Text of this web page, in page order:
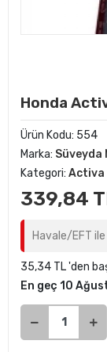
Honda
Ürün Kodu: 554
Marka: Süveyda
Kategori: Activa
339,84
Havale/EFT ile
35,34 TL 'den
En geç 10